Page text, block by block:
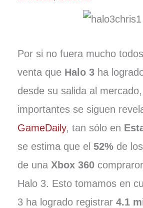
Por si no fuera mucho
venta que Halo 3ha
desde su salida al
importantes se siguen
GameDaily, tan sólo en
se estima que el 52%de
de una Xbox 360
Halo 3. Esto tomamos en
3 ha logrado registrar 4.1